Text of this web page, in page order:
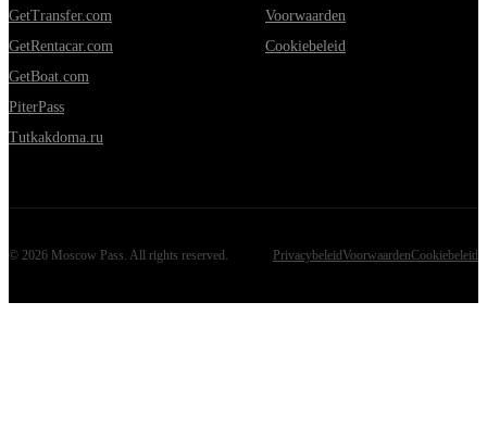
GetTransfer.com
GetRentacar.com
GetBoat.com
PiterPass
Tutkakdoma.ru
Voorwaarden
Cookiebeleid
© 2026 Moscow Pass . All rights reserved. PrivacybeleidVoorwaardenCookiebeleid